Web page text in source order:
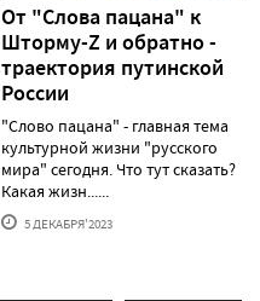
От "Слова пацана" к
Шторму-Z и обратно -
траектория путинской
России
"Слово пацана" - главная тема
культурной жизни "русского
мира" сегодня. Что тут сказать?
Какая жизн......
5 ДЕКАБРЯ'2023